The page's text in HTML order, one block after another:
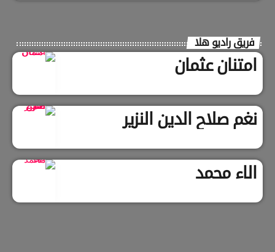
فريق راديو هلا
امتنان عثمان
نغم صلاح الدين النزير
الاء محمد